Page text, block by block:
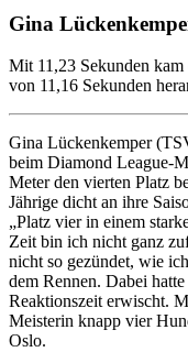
Gina
Mit 11,23 Sekunden kam
von 11,16 Sekunden
Gina Lückenkemper
beim Diamond League-
Meter den vierten Platz
Jährige dicht an ihre
„Platz vier in einem
Zeit bin ich nicht ganz
nicht so gezündet, wie
dem Rennen. Dabei
Reaktionszeit erwischt.
Meisterin knapp vier
Oslo.